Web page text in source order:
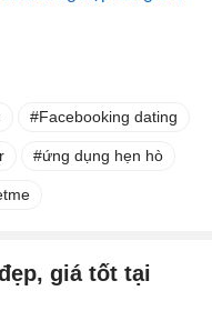
Facebooking dating
ứng dụng hẹn hò
giá tốt tại